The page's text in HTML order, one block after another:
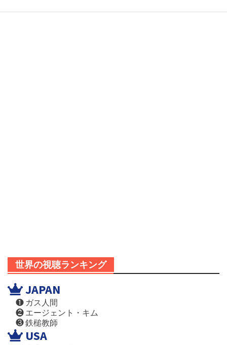
世界の視聴ランキング
JAPAN
❶ ガス人間
❷ エージェント・キム
❸ 鉄槌教師
USA